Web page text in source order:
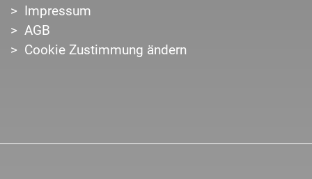
Impressum
AGB
Cookie Zustimmung ändern